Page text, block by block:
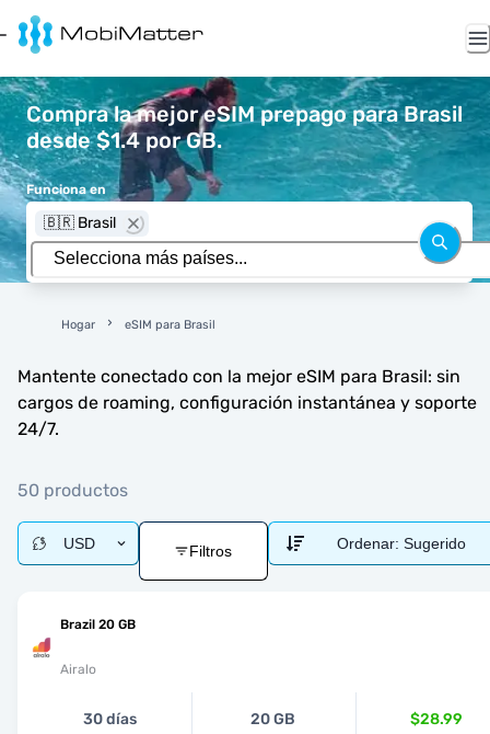
Compra la mejor eSIM prepago para Brasil
desde $1.4 por GB.
Funciona en
🇧🇷 Brasil
Hogar eSIM para Brasil
Mantente conectado con la mejor eSIM para Brasil: sin
cargos de roaming, configuración instantánea y soporte
24/7.
50 productos
USD Filtros Ordenar: Sugerido
Brazil 20 GB
Airalo
30 días 20 GB $28.99